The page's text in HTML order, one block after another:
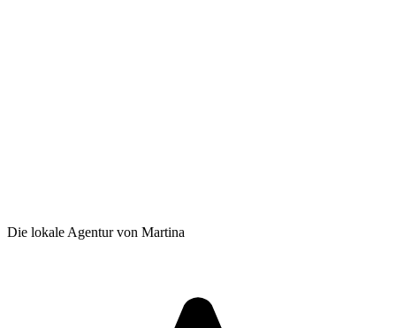
Die lokale Agentur von Martina